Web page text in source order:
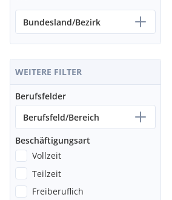
Bundesland/Bezirk
WEITERE FILTER
Berufsfelder
Berufsfeld/Bereich
Beschäftigungsart
Vollzeit
Teilzeit
Freiberuflich